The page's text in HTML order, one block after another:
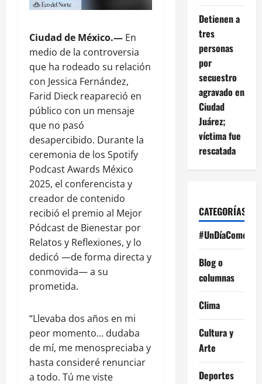
Ciudad de México.— En
medio de la controversia
que ha rodeado su relación
con Jessica Fernández,
Farid Dieck reapareció en
público con un mensaje
que no pasó
desapercibido. Durante la
ceremonia de los Spotify
Podcast Awards México
2025, el conferencista y
creador de contenido
recibió el premio al Mejor
Pódcast de Bienestar por
Relatos y Reflexiones, y lo
dedicó —de forma directa y
conmovida— a su
prometida.
“Llevaba dos años en mi
peor momento… dudaba
de mí, me menospreciaba y
hasta consideré renunciar
a todo. Tú me viste
Detienen a
tres
personas
por
secuestro
agravado en
Ciudad
Juárez;
víctima fue
rescatada
CATEGORÍAS
#UnDíaComoHoy
Blog o
columnas
Clima
Cultura y
Arte
Deportes